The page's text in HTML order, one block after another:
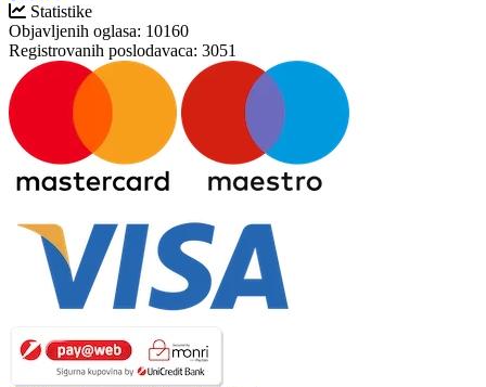
Statistike
Objavljenih oglasa: 10160
Registrovanih poslodavaca: 3051